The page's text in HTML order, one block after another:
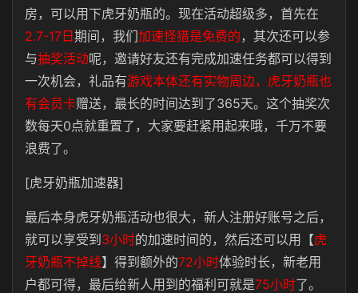
房，可以用下虎牙奶瓶的。现在活动超级多，首先在
2.7-17日 期间，我们加速怪猎是免费的 ，其次还可以参
与抽奖活动呢，邀请好友还有完成加速任务都可以得到
一次机会，礼品有游戏本体还有实物周边，虎牙奶瓶也
有会员卡赠送，最长的时间达到了365天。这个抽奖次
数每天0点就重置了，大家要赶紧用起来哦，千万不要
浪费了。
[虎牙奶瓶加速器]
最后本身虎牙奶瓶活动也很大，新人注册好账号之后，
就可以享受到 3小时的加速时间的，然后还可以用【虎
牙奶瓶不掉线】得到额外的72小时体验时长，新老用
户都可得，最后给新人用到的福利可就是75小时了。